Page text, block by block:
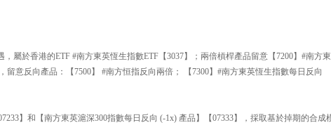
屬於香港的ETF #南方東英恆生指數ETF【3037】；兩倍槓桿產品留意【7200】#南方
意反向產品：【7500】 #南方恒指反向兩倍； 【7300】#南方東英恆生指數每日反向
】和【南方東英滬深300指數每日反向 (-1x) 產品】【07333】，採取基於掉期的合成